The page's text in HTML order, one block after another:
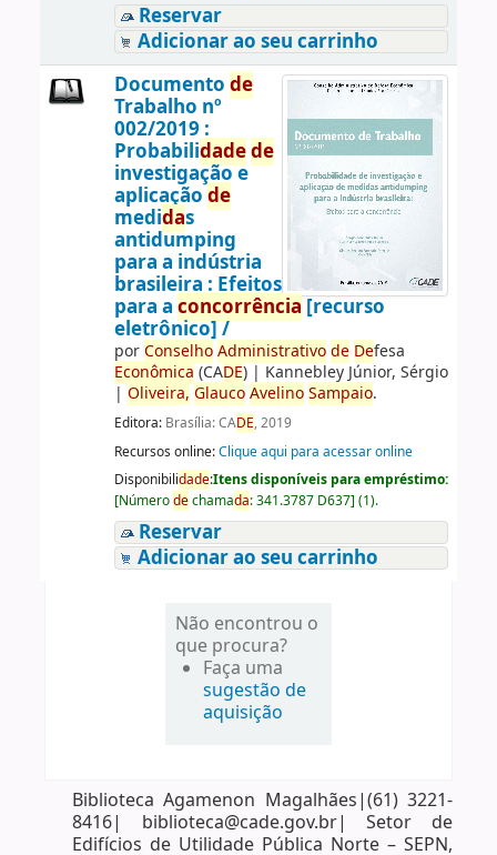
Reservar
Adicionar ao seu carrinho
Documento de
Trabalho nº
002/2019 :
Probabilidadede
investigação e
aplicação de
medidas
antidumping
para a indústria
brasileira : Efeitos
para a concorrência [recurso
eletrônico] /
porConselho Administrativo de Defesa
Econômica (CADE)| Kannebley Júnior, Sérgio
| Oliveira, Glauco Avelino Sampaio.
Editora: Brasília: CADE, 2019
Recursos online:Clique aqui para acessar online
Disponibilidade:Itens disponíveis para empréstimo:
[Númerodechamada:341.3787 D637] (1).
Reservar
Adicionar ao seu carrinho
Não encontrou o
que procura?
Faça uma
sugestão de
aquisição
Biblioteca Agamenon Magalhães|(61) 3221-
8416| biblioteca@cade.gov.br| Setor de
Edifícios de Utilidade Pública Norte – SEPN,